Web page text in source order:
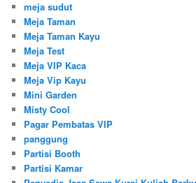
meja sudut
Meja Taman
Meja Taman Kayu
Meja Test
Meja VIP Kaca
Meja Vip Kayu
Mini Garden
Misty Cool
Pagar Pembatas VIP
panggung
Partisi Booth
Partisi Kamar